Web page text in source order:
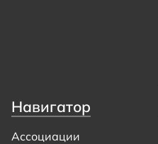
Навигатор
Ассоциации